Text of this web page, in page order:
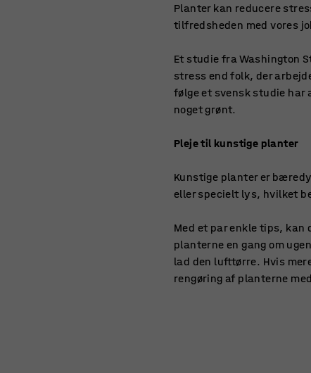
Planter kan reducere
tilfredsheden med vores
Et studie fra Washington
stress end folk, der
følge et svensk studie har
noget grønt.
Pleje til kunstige planter
Kunstige planter er
eller specielt lys, hvilket
Med et par enkle tips,
planterne en gang om
lad den lufttørre. Hvis
rengøring af planterne